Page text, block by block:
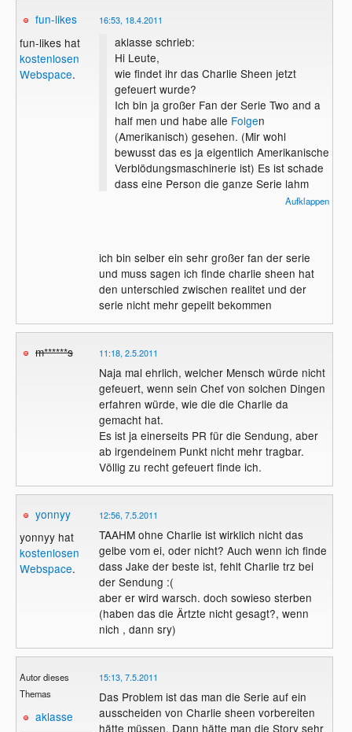
Und die Figur "Charlie Harper" soll wohl
eher keinen Vorbild Charakter darstellen.
Er säuft den ganzen Tag, hat jede Nacht
eine Andere im Bett, und hat keinen
Respekt vor gegenüber Frauen.
Im Pinzip spielt er sich selbst. Im TV wird
darüber gelacht, und weil er im Privatleben
so ist soll er nicht mehr drehen dürfen?
Seltsame Welt
fun-likes
fun-likes hat
kostenlosen
Webspace.
16:53, 18.4.2011
aklasse schrieb:
Hi Leute,
wie findet ihr das Charlie Sheen jetzt
gefeuert wurde?
Ich bin ja großer Fan der Serie Two and a
half men und habe alle Folgen
(Amerikanisch) gesehen. (Mir wohl
bewusst das es ja eigentlich Amerikanische
Verblödungsmaschinerie ist) Es ist schade
dass eine Person die ganze Serie lahm
legen kann, und dabei finde ich das
bezahltbekommen hat, verstehe ich nicht.
Grüße,
Stefan
Aufklappen
ich bin selber ein sehr großer fan der serie
und muss sagen ich finde charlie sheen hat
den unterschied zwischen realitet und der
serie nicht mehr gepeilt bekommen
m******s 11:18, 2.5.2011
Naja mal ehrlich, welcher Mensch würde nicht
gefeuert, wenn sein Chef von solchen Dingen
erfahren würde, wie die die Charlie da
gemacht hat.
Es ist ja einerseits PR für die Sendung, aber
ab irgendeinem Punkt nicht mehr tragbar.
Völlig zu recht gefeuert finde ich.
yonnyy
yonnyy hat
kostenlosen
Webspace.
12:56, 7.5.2011
TAAHM ohne Charlie ist wirklich nicht das
gelbe vom ei, oder nicht? Auch wenn ich finde
dass Jake der beste ist, fehlt Charlie trz bei
der Sendung :(
aber er wird warsch. doch sowieso sterben
(haben das die Ärtzte nicht gesagt?, wenn
nich , dann sry)
Autor dieses
Themas
aklasse
15:13, 7.5.2011
Das Problem ist das man die Serie auf ein
ausscheiden von Charlie sheen vorbereiten
hätte müssen. Dann hätte man die Story sehr